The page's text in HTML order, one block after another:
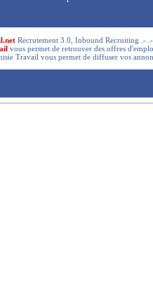
Recrutement 3.0, Inbound Recruiting .-
vous permet de retrouver des offres
Travail vous permet de diffuser vos